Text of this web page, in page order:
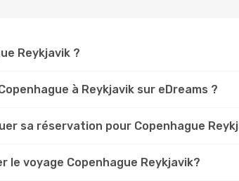
Reykjavik ?
à Reykjavik sur eDreams ?
sa réservation pour Copenhague
le voyage Copenhague Reykjavik?